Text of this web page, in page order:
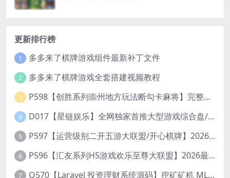
更新排行榜
1 多多来了棋牌游戏组件最新补丁文件
2 多多来了棋牌游戏全套搭建视频教程
3 P598【创胜系列崇州地方玩法断勾卡麻将】完整服务器组件+双端APP+授权机+通用视频教程
4 D017【星链娱乐】全网独家首推大型游戏综合盘/体育/PG/电竟/电玩大型综合体
5 P597【运营级别二开五游大联盟/开心棋牌】2026最新整理完整服务器组件+双端APP+完美AI机器人+超详细视频教程
6 P596【汇友系列H5游戏欢乐至尊大联盟】2026最新整理Linux系统最新组件+搭建教程
7 Q570【Laravel 投资理财系统源码】挖矿矿机 MLM分销 带后台